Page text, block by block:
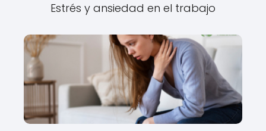
Estrés y ansiedad en el trabajo